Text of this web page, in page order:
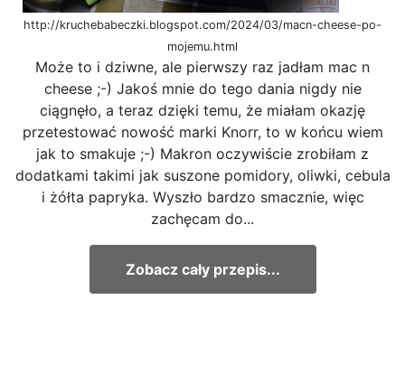
http://kruchebabeczki.blogspot.com/2024/03/macn-cheese-po-
mojemu.html
Może to i dziwne, ale pierwszy raz jadłam mac n
cheese ;-) Jakoś mnie do tego dania nigdy nie
ciągnęło, a teraz dzięki temu, że miałam okazję
przetestować nowość marki Knorr, to w końcu wiem
jak to smakuje ;-) Makron oczywiście zrobiłam z
dodatkami takimi jak suszone pomidory, oliwki, cebula
i żółta papryka. Wyszło bardzo smacznie, więc
zachęcam do...
Zobacz cały przepis...